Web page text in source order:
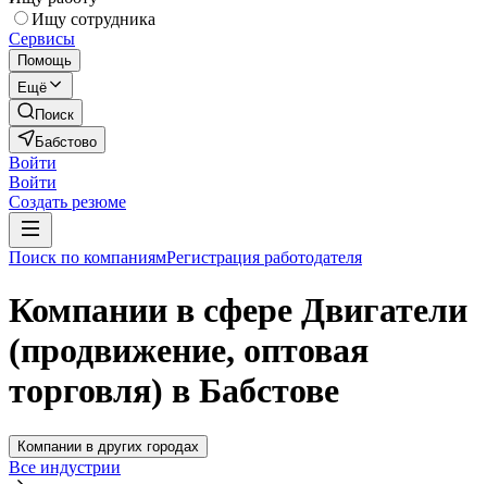
Ищу сотрудника
Сервисы
Помощь
Ещё
Поиск
Бабстово
Войти
Войти
Создать резюме
Поиск по компаниямРегистрация работодателя
Компании в сфере Двигатели
(продвижение, оптовая
торговля) в Бабстове
Компании в других городах
Все индустрии